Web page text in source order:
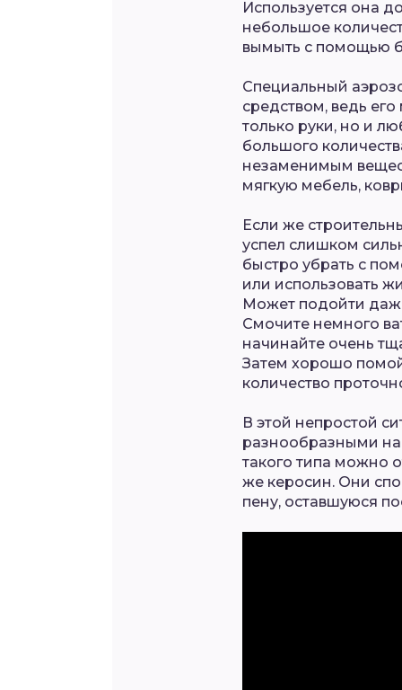
Используется она
небольшое
вымыть с помощью
Специальный
средством, ведь
только руки, но и
большого
незаменимым
мягкую мебель,
Если же
успел слишком
быстро убрать с
или использовать
Может подойти
Смочите немного
начинайте очень
Затем хорошо
количество
В этой непростой
разнообразными
такого типа можно
же керосин. Они
пену, оставшуюся